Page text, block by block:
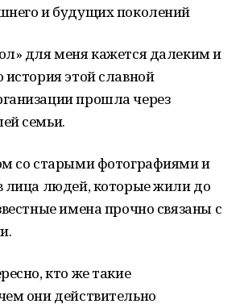
и будущих поколений
для меня кажется далеким и
этой славной
прошла через
семьи.
со старыми фотографиями и
лица людей, которые жили до
имена прочно связаны с
кто же такие
они действительно